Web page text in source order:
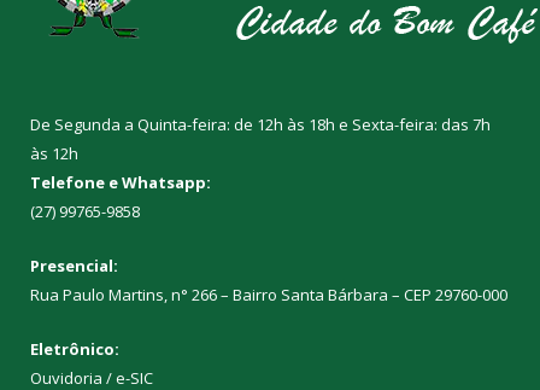
De Segunda a Quinta-feira: de 12h às 18h e Sexta-feira: das 7h
às 12h
Telefone e Whatsapp:
(27) 99765-9858
Presencial:
Rua Paulo Martins, n° 266 – Bairro Santa Bárbara – CEP 29760-000
Eletrônico:
Ouvidoria /e-SIC